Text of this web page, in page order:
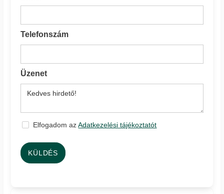
Telefonszám
Üzenet
Elfogadom azAdatkezelési tájékoztatót
KÜLDÉS